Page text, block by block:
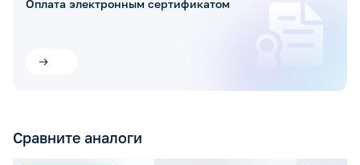
Оплата электронным сертификатом
Сравните аналоги